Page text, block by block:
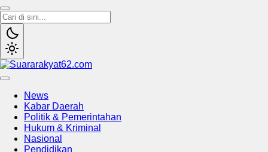
News
Kabar Daerah
Politik & Pemerintahan
Hukum & Kriminal
Nasional
Pendidikan